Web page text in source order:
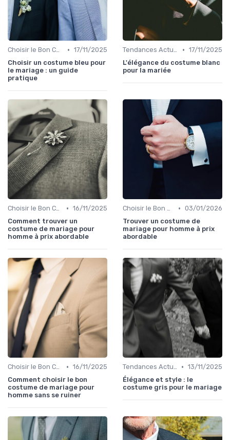
Choisir le Bon Costume • 17/11/2025
Choisir un costume bleu pour
le mariage : un guide
pratique
Tendances Actuelles • 17/11/2025
L'élégance du costume blanc
pour la mariée
Choisir le Bon Costume • 16/11/2025
Comment trouver un
costume de mariage pour
homme à prix abordable
Choisir le Bon Costume • 03/01/2026
Trouver un costume de
mariage pour homme à prix
abordable
Choisir le Bon Costume • 16/11/2025
Comment choisir le bon
costume de mariage pour
homme sans se ruiner
Tendances Actuelles • 13/11/2025
Élégance et style : le
costume gris pour le mariage